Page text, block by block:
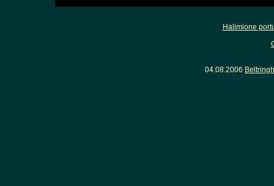
Halimione
04.08.2006